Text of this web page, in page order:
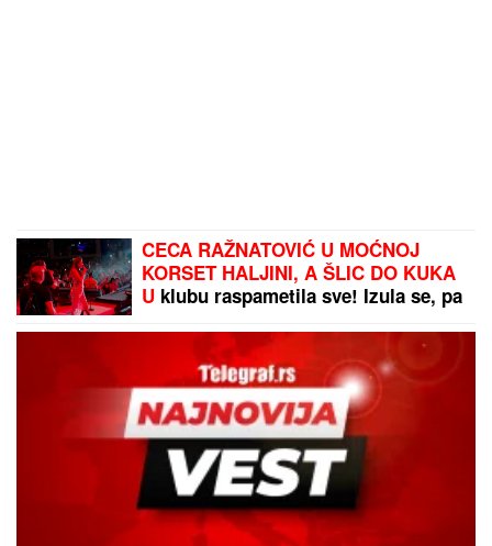
CECA RAŽNATOVIĆ U MOĆNOJ
KORSET HALJINI, A ŠLIC DO KUKA
U klubu raspametila sve! Izula se, pa
(VIDEO)